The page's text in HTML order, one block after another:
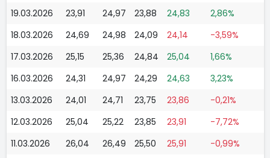
19.03.2026
23,91 24,97 23,88 24,83
2,86%
18.03.2026
24,69 24,98 24,09 24,14
-3,59%
17.03.2026
25,15 25,36 24,84 25,04
1,66%
16.03.2026
24,31 24,97 24,29 24,63
3,23%
13.03.2026
24,01 24,71 23,75 23,86
-0,21%
12.03.2026
25,04 25,22 23,85 23,91
-7,72%
11.03.2026
26,04 26,49 25,50 25,91
-0,99%